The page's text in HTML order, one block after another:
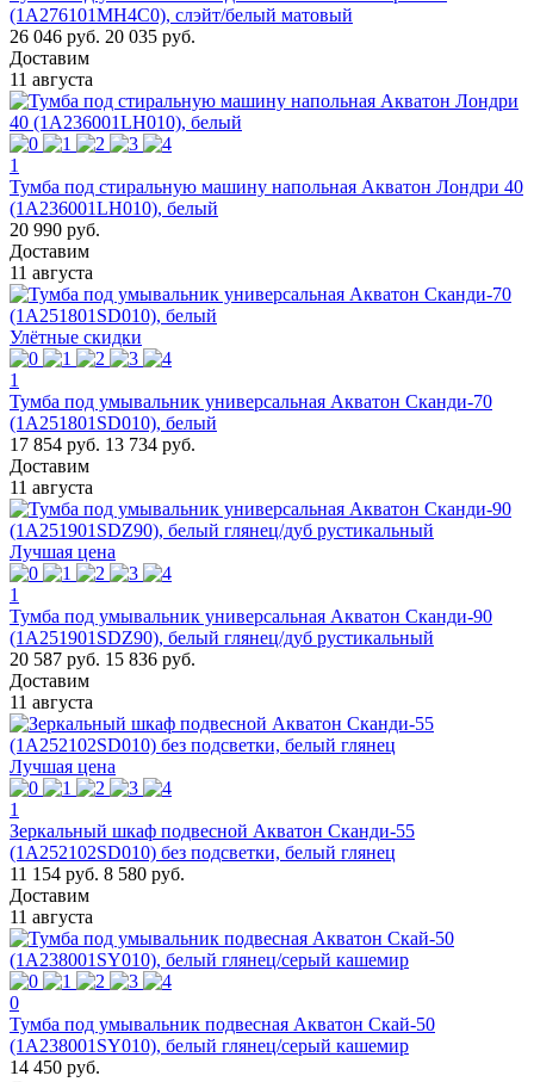
(1A276101MH4C0), слэйт/белый матовый
26 046 руб. 20 035 руб.
Доставим
11 августа
1
Тумба под стиральную машину напольная Акватон Лондри 40
(1A236001LH010), белый
20 990 руб.
Доставим
11 августа
Улётные скидки
1
Тумба под умывальник универсальная Акватон Сканди-70
(1A251801SD010), белый
17 854 руб. 13 734 руб.
Доставим
11 августа
Лучшая цена
1
Тумба под умывальник универсальная Акватон Сканди-90
(1A251901SDZ90), белый глянец/дуб рустикальный
20 587 руб. 15 836 руб.
Доставим
11 августа
Лучшая цена
1
Зеркальный шкаф подвесной Акватон Сканди-55
(1A252102SD010) без подсветки, белый глянец
11 154 руб. 8 580 руб.
Доставим
11 августа
0
Тумба под умывальник подвесная Акватон Скай-50
(1A238001SY010), белый глянец/серый кашемир
14 450 руб.